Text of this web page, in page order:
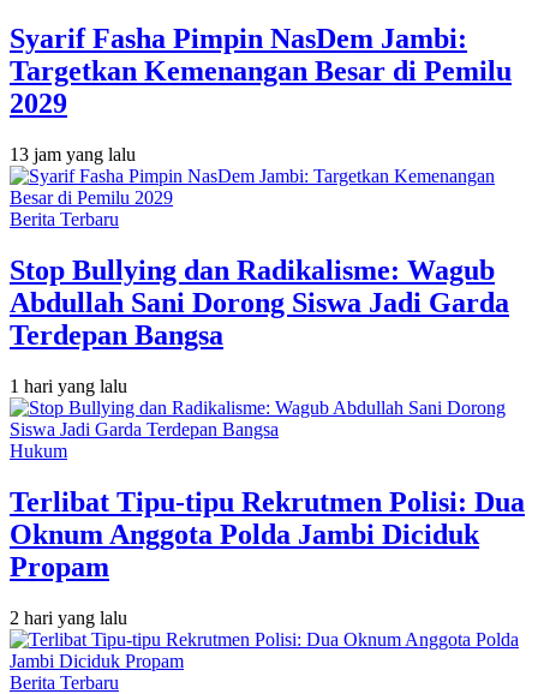
Syarif Fasha Pimpin NasDem Jambi:
Targetkan Kemenangan Besar di Pemilu
2029
13 jam yang lalu
Berita Terbaru
Stop Bullying dan Radikalisme: Wagub
Abdullah Sani Dorong Siswa Jadi Garda
Terdepan Bangsa
1 hari yang lalu
Hukum
Terlibat Tipu-tipu Rekrutmen Polisi: Dua
Oknum Anggota Polda Jambi Diciduk
Propam
2 hari yang lalu
Berita Terbaru